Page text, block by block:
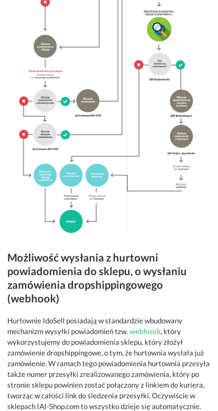
Możliwość wysłania z hurtowni
powiadomienia do sklepu, o wysłaniu
zamówienia dropshippingowego
(webhook)
Hurtownie IdoSell posiadają w standardzie wbudowany
mechanizm wysyłki powiadomień tzw.webhook, który
wykorzystujemy do powiadomienia sklepu, który złożył
zamówienie dropshippingowe, o tym, że hurtownia wysłała już
zamówienie. W ramach tego powiadomienia hurtownia przesyła
także numer przesyłki zrealizowanego zamówienia, który po
stronie sklepu powinien zostać połączony z linkiem do kuriera,
tworząc w całości link do śledzenia przesyłki. Oczywiście w
sklepach IAI-Shop.com to wszystko dzieje się automatycznie.